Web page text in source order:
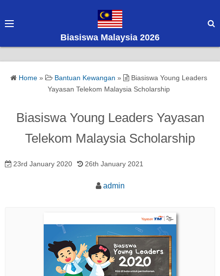
Biasiswa Malaysia 2026
Home » Bantuan Kewangan »
Biasiswa Young Leaders
Yayasan Telekom Malaysia Scholarship
Biasiswa Young Leaders Yayasan
Telekom Malaysia Scholarship
23rd January 2020 26th January 2021
admin